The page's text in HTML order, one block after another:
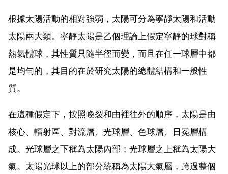
根據太陽活動的相對強弱，太陽可分為寧靜太陽和活動
太陽兩大類。寧靜太陽是乙個理論上假定寧靜的球對稱
熱氣體球，其性質只隨半徑而變，而且在任一球層中都
是均勻的，其目的在於研究太陽的總體結構和一般性
質。
在這種假定下，按照喚裂和由裡往外的順序，太陽是由
核心、輻射區、對流層、光球層、色球層、日冕層構
成。光球層之下稱為太陽內部；光球層之上稱為太陽大
氣。太陽光球以上的部分統稱為太陽大氣層，跨過整個